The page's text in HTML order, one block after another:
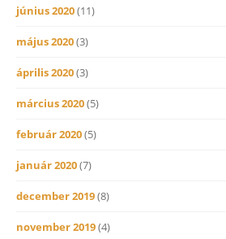
június 2020(11)
május 2020(3)
április 2020(3)
március 2020(5)
február 2020(5)
január 2020(7)
december 2019(8)
november 2019(4)